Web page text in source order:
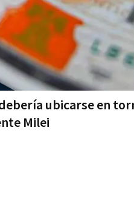
ubicarse en
Milei